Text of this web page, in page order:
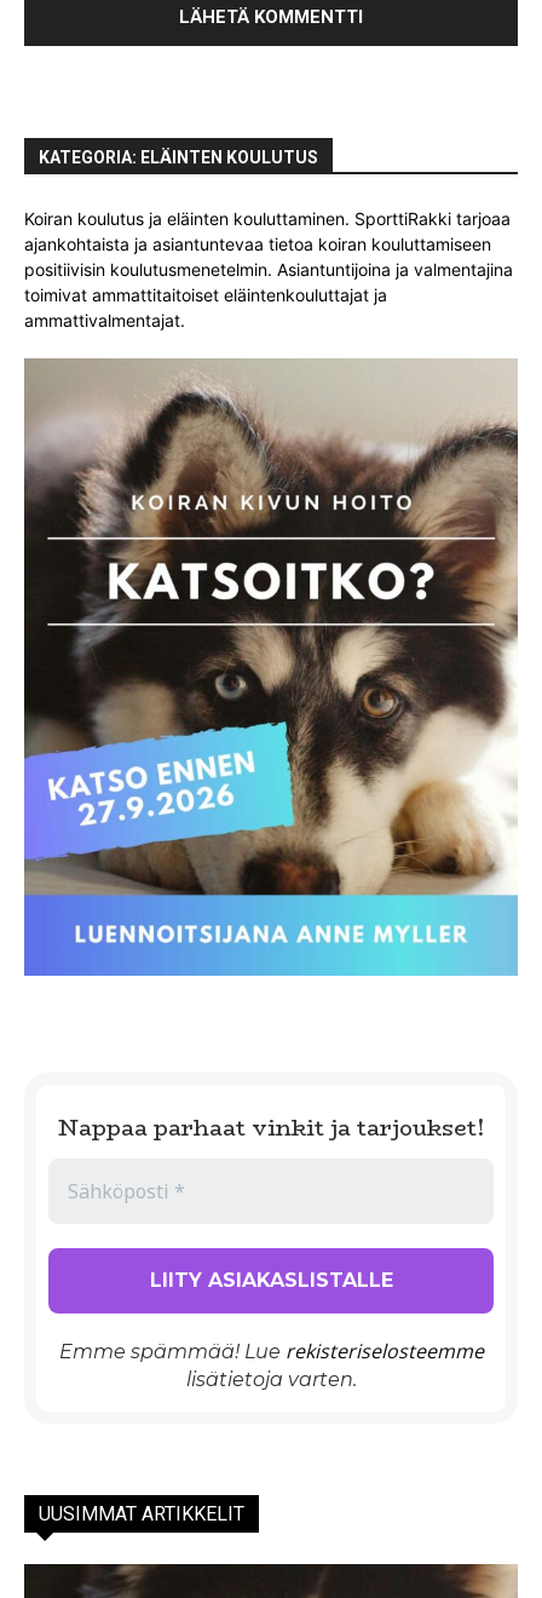
KATEGORIA: ELÄINTEN KOULUTUS
Koiran koulutus ja eläinten kouluttaminen. SporttiRakki tarjoaa
ajankohtaista ja asiantuntevaa tietoa koiran kouluttamiseen
positiivisin koulutusmenetelmin. Asiantuntijoina ja valmentajina
toimivat ammattitaitoiset eläintenkouluttajat ja
ammattivalmentajat.
Nappaa parhaat vinkit ja tarjoukset!
Emme spämmää! Lue rekisteriselosteemme
lisätietoja varten.
UUSIMMAT ARTIKKELIT